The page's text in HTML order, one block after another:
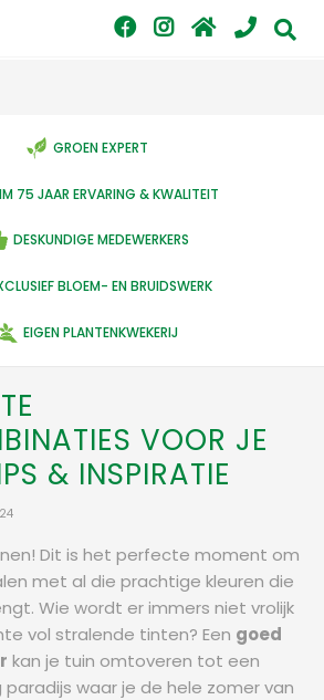
GROEN EXPERT
75 JAAR ERVARING & KWALITEIT
DESKUNDIGE MEDEWERKERS
BLOEM- EN BRUIDSWERK
EIGEN PLANTENKWEKERIJ
VOOR JE
& INSPIRATIE
Dit is het perfecte moment om
met al die prachtige kleuren die
Wie wordt er immers niet vrolijk
vol stralende tinten? Een goed
kan je tuin omtoveren tot een
paradijs waar je de hele zomer van